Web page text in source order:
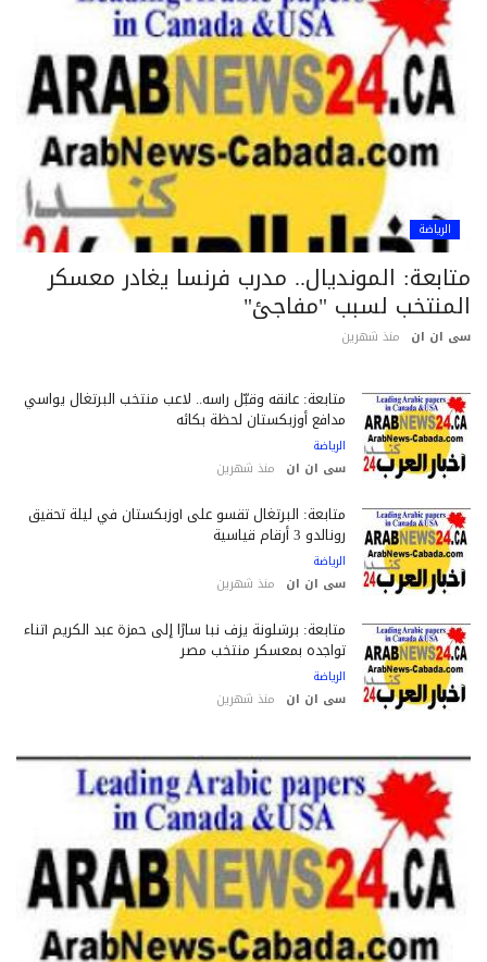
الرياضة
المونديال.. مدرب فرنسا يغادر معسكر
لسبب "مفاجئ"
ان ان منذ شهرين
متابعة: عانقه وقبّل رأسه.. لاعب منتخب البرتغال يواسي
مدافع أوزبكستان لحظة بكائه
الرياضة
سى ان ان منذ شهرين
متابعة: البرتغال تقسو على أوزبكستان في ليلة تحقيق
رونالدو 3 أرقام قياسية
الرياضة
سى ان ان منذ شهرين
متابعة: برشلونة يزف نبأ سارًا إلى حمزة عبد الكريم أثناء
تواجده بمعسكر منتخب مصر
الرياضة
سى ان ان منذ شهرين